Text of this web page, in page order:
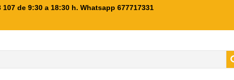
107 de 9:30 a 18:30 h. Whatsapp 677717331